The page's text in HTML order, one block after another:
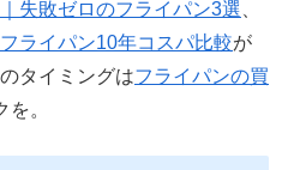
失敗ゼロのフライパン3選、
ライパン10年コスパ比較が
タイミングはフライパンの買
を。